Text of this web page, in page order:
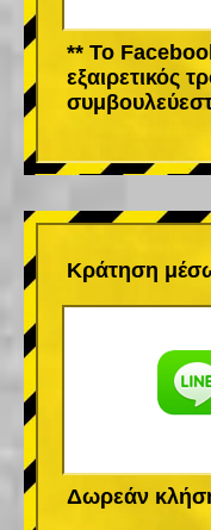
** Το
εξαιρετικός
Κράτηση
Δωρεάν